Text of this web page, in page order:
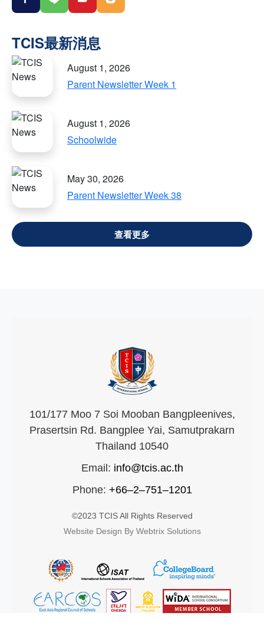
August 1, 2026
Parent Newsletter Week 1
August 1, 2026
Schoolwide
May 30, 2026
Parent Newsletter Week 38
VIEW ALL
101/177 Moo 7 Soi Mooban Bangpleenives,
Prasertsin Rd. Bangplee Yai, Samutprakarn
Thailand 10540
Email: info@tcis.ac.th
Phone: +66–2–751–1201
©2023 TCIS All Rights Reserved
Website Design By Webtrix Solutions